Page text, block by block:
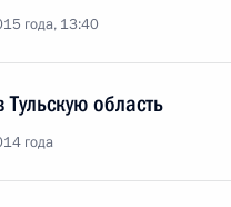
года, 13:40
Тульскую область
года